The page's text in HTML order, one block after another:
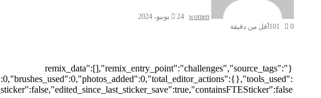
women 24 يونيو، 2024
0
101أقل من دقيقة
{"remix_data":[],"remix_entry_point":"challenges","source_tags":